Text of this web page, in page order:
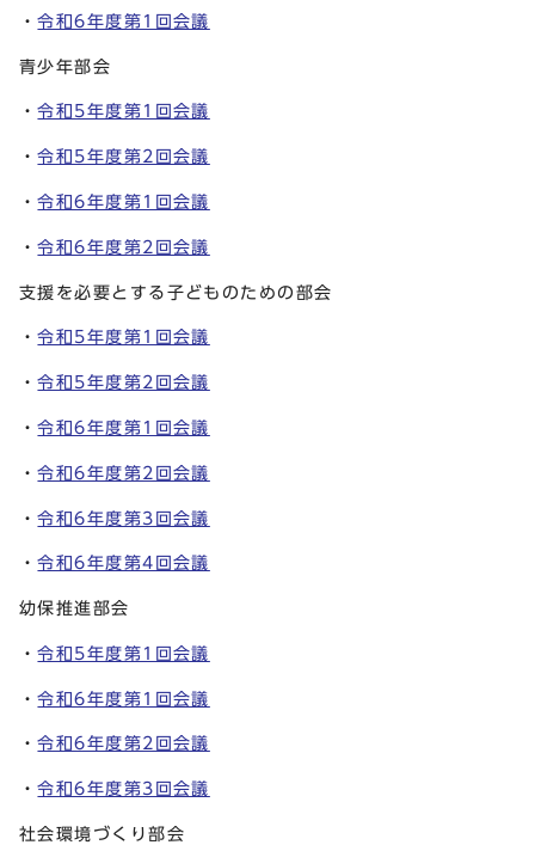
・令和6年度第1回会議
青少年部会
・令和5年度第1回会議
・令和5年度第2回会議
・令和6年度第1回会議
・令和6年度第2回会議
支援を必要とする子どものための部会
・令和5年度第1回会議
・令和5年度第2回会議
・令和6年度第1回会議
・令和6年度第2回会議
・令和6年度第3回会議
・令和6年度第4回会議
幼保推進部会
・令和5年度第1回会議
・令和6年度第1回会議
・令和6年度第2回会議
・令和6年度第3回会議
社会環境づくり部会